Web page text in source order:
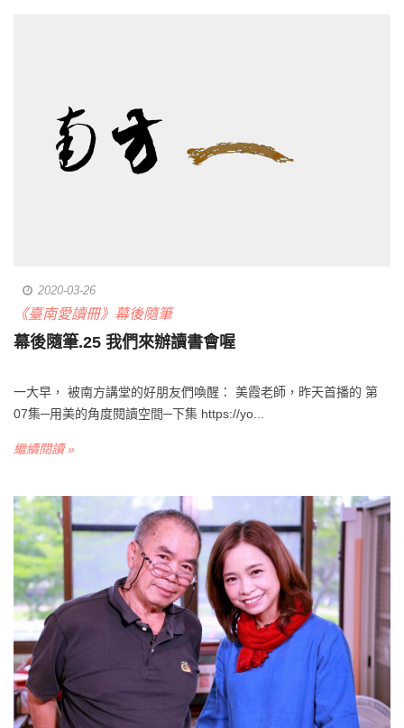
2020-03-26
《臺南愛讀冊》幕後隨筆
幕後隨筆.25 我們來辦讀書會喔
一大早， 被南方講堂的好朋友們喚醒： 美霞老師，昨天首播的 第
07集─用美的角度閱讀空間─下集 https://yo...
繼續閱讀 »